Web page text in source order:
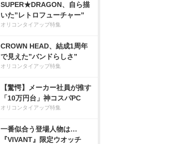
SUPER★DRAGON、自ら描
いた”レトロフューチャー”
オリコンタイアップ特集
CROWN HEAD、結成1周年
で見えた”バンドらしさ”
オリコンタイアップ特集
【驚愕】メーカー社員が推す
「10万円台」神コスパPC
オリコンタイアップ特集
一番似合う登場人物は…
『VIVANT』限定ウオッチ